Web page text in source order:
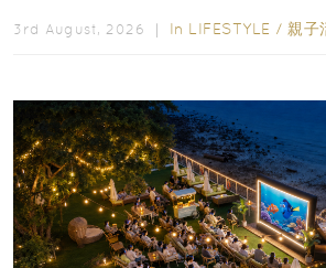
3rd August, 2026 ｜ In LIFESTYLE / 親子